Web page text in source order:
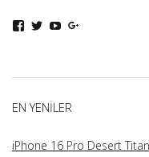
iphoneturka
profilini
iphoneturka
profilini
iphoneturka
profiliniprofilini
EN YENILER
iPhone 16 Pro Desert